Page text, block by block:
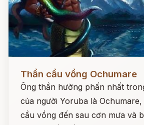
Đọc ngay
Thần cầu vồng Ochumare
Ông thần hường phấn nhất
của người Yoruba là
cầu vồng đến sau cơn mưa và